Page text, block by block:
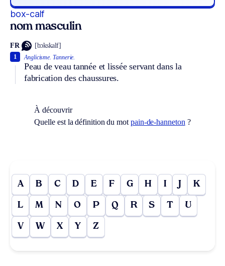
box-calf
nom masculin
FR [bɔkskalf]
Anglicisme. Tannerie.
Peau de veau tannée et lissée servant dans la
fabrication des chaussures.
1
À découvrir
Quelle est la définition du mot pain-de-hanneton ?
A B C D E F G H I J K
L M N O P Q R S T U
V W X Y Z